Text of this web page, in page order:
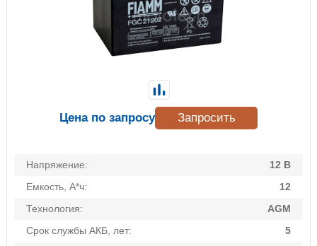
Напряжение:
12 В
Емкость, А*ч:
12
Технология:
AGM
Срок службы АКБ, лет:
5
Цена по запросу Запросить